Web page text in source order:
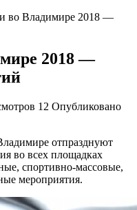
во Владимире 2018 —
2018 —
12 Опубликовано
отпразднуют
во всех площадках
спортивно-массовые,
мероприятия.